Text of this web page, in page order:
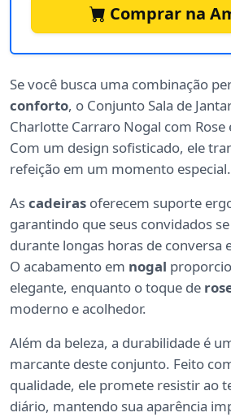
Comprar na
Se você busca uma combinação
conforto, o Conjunto Sala de
Charlotte Carraro Nogal com Rose
Com um design sofisticado, ele
refeição em um momento especial.
Ascadeiras oferecem suporte
garantindo que seus convidados
durante longas horas de conversa
O acabamento em nogal
elegante, enquanto o toque de
moderno e acolhedor.
Além da beleza, a durabilidade é
marcante deste conjunto. Feito
qualidade, ele promete resistir ao
diário, mantendo sua aparência